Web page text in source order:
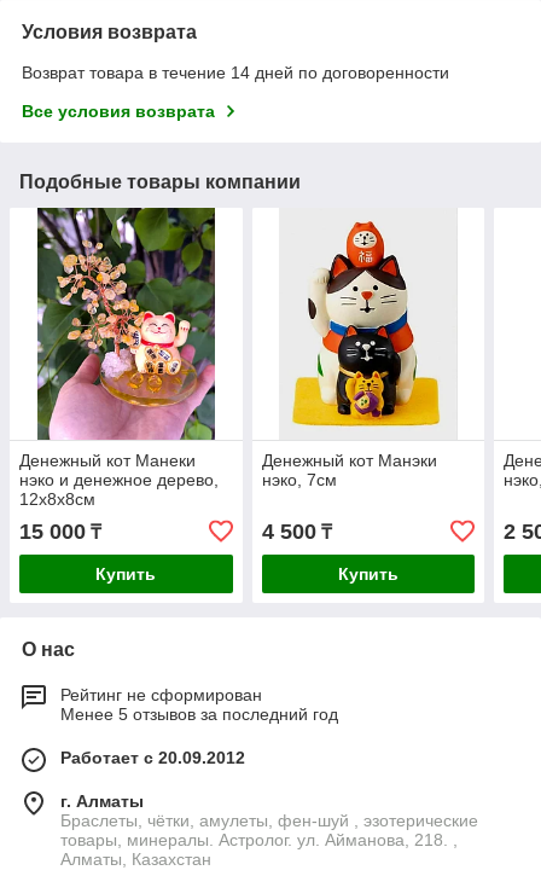
Условия возврата
Возврат товара в течение 14 дней по договоренности
Все условия возврата
Подобные товары компании
Денежный кот Манеки
нэко и денежное дерево,
12х8х8см
15 000 ₸
Купить
Денежный кот Манэки
нэко, 7см
4 500₸
Купить
2
О нас
Рейтинг не сформирован
Менее 5 отзывов за последний год
Работает с 20.09.2012
г. Алматы
Браслеты, чётки, амулеты, фен-шуй , эзотерические
товары, минералы. Астролог. ул. Айманова, 218. ,
Алматы, Казахстан